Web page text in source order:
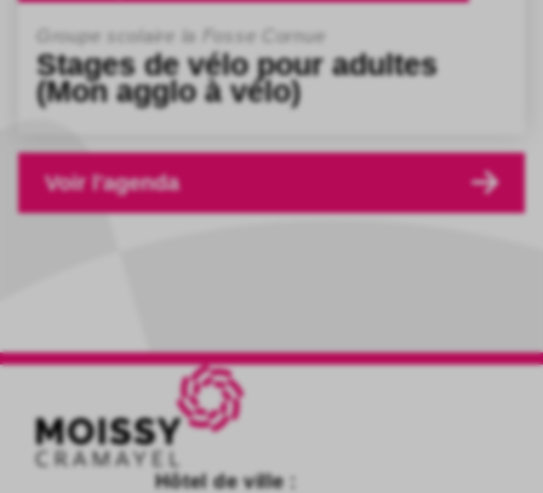
Groupe scolaire la Fosse Cornue
Stages de vélo pour adultes
(Mon agglo à vélo)
Voir l'agenda
Hôtel de ville :